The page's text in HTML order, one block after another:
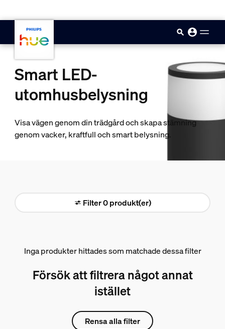
Smart LED-
utomhusbelysning
Visa vägen genom din trädgård och skapa stämning
genom vacker, kraftfull och smart belysning.
Filter 0 produkt(er)
Inga produkter hittades som matchade dessa filter
Försök att filtrera något annat
istället
Rensa alla filter